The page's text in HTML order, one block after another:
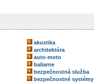
akustika
architektúra
auto-moto
baliarne
bezpečnostná služba
bezpečnostné systémy